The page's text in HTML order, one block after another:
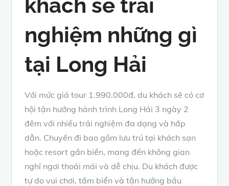
khách sẽ trải
nghiệm những gì
tại Long Hải
Với mức giá tour 1.990.000đ, du khách sẽ có cơ
hội tận hưởng hành trình Long Hải 3 ngày 2
đêm với nhiều trải nghiệm đa dạng và hấp
dẫn. Chuyến đi bao gồm lưu trú tại khách sạn
hoặc resort gần biển, mang đến không gian
nghỉ ngơi thoải mái và dễ chịu. Du khách được
tự do vui chơi, tắm biển và tận hưởng bầu